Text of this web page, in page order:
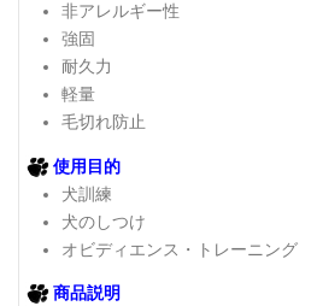
非アレルギー性
強固
耐久力
軽量
毛切れ防止
使用目的
犬訓練
犬のしつけ
オビディエンス・トレーニング
商品説明